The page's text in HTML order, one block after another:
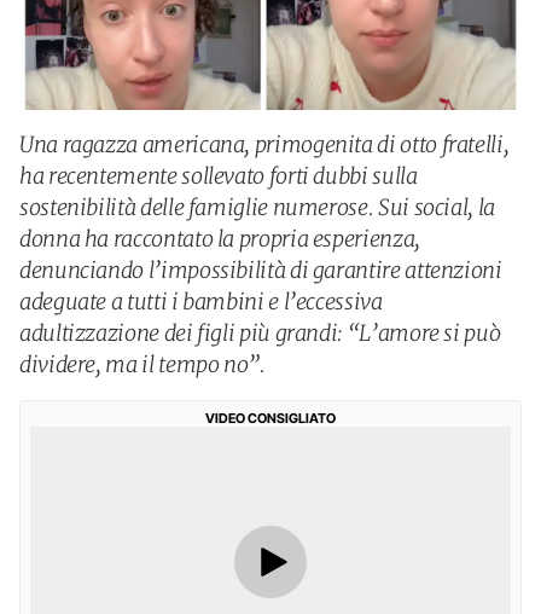
Una ragazza americana, primogenita di otto fratelli,
ha recentemente sollevato forti dubbi sulla
sostenibilità delle famiglie numerose. Sui social, la
donna ha raccontato la propria esperienza,
denunciando l’impossibilità di garantire attenzioni
adeguate a tutti i bambini e l’eccessiva
adultizzazione dei figli più grandi: “L’amore si può
dividere, ma il tempo no”.
VIDEO CONSIGLIATO